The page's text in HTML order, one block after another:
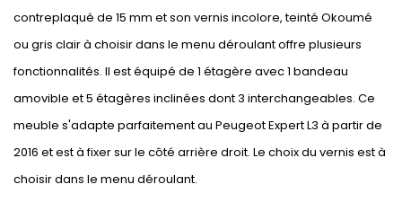
contreplaqué de 15 mm et son vernis incolore, teinté Okoumé
ou gris clair à choisir dans le menu déroulant offre plusieurs
fonctionnalités. Il est équipé de 1 étagère avec 1 bandeau
amovible et 5 étagères inclinées dont 3 interchangeables. Ce
meuble s'adapte parfaitement au Peugeot Expert L3 à partir de
2016 et est à fixer sur le côté arrière droit. Le choix du vernis est à
choisir dans le menu déroulant.